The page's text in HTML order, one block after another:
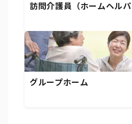
訪問介護員（ホームヘルパ
グループホーム